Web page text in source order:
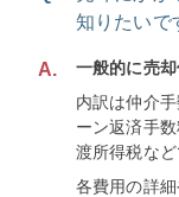
知りたいで
A.
一般的に売却
内訳は仲介
ーン返済手
渡所得税など
各費用の詳